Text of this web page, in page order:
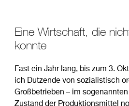
Eine Wirtschaft, die
konnte
Fast ein Jahr lang, bis zum 3.
ich Dutzende von sozialistisch
Großbetrieben – im
Zustand der Produktionsmittel